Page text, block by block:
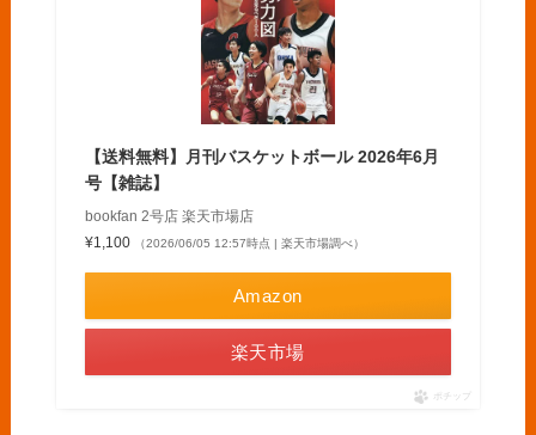
【送料無料】月刊バスケットボール 2026年6月
号【雑誌】
bookfan 2号店 楽天市場店
¥1,100
（2026/06/05 12:57時点 | 楽天市場調べ）
Amazon
楽天市場
ポチップ